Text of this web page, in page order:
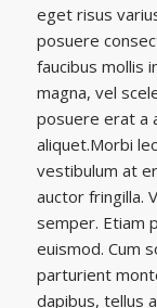
eget risus
posuere
faucibus mollis
magna, vel
posuere erat a
aliquet.Morbi
vestibulum at
auctor fringilla.
semper. Etiam
euismod. Cum
parturient
dapibus, tellus